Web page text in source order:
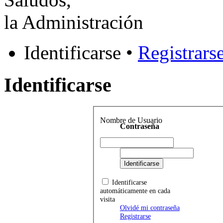
la Administración
Identificarse •
Identificarse
Nombre de Usuario
Contraseña
Identificarse
automáticamente en cada
visita
Olvidé mi contraseña
Registrarse